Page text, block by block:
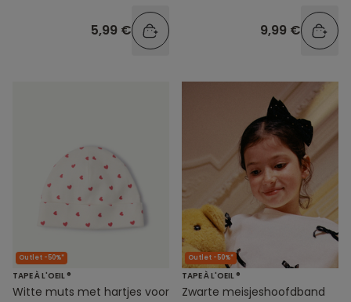
5,99 € 9,99 €
Outlet -50%*
TAPE À L'OEIL ®
Witte muts met hartjes voor
Outlet -50%*
TAPE À L'OEIL ®
Zwarte meisjeshoofdband